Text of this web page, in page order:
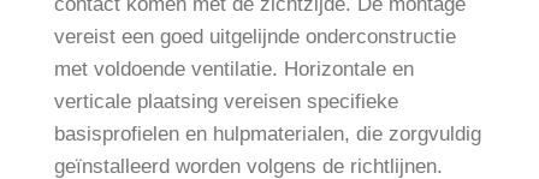
vereist een goed uitgelijnde onderconstructie
met voldoende ventilatie. Horizontale en
verticale plaatsing vereisen specifieke
basisprofielen en hulpmaterialen, die zorgvuldig
geïnstalleerd worden volgens de richtlijnen.